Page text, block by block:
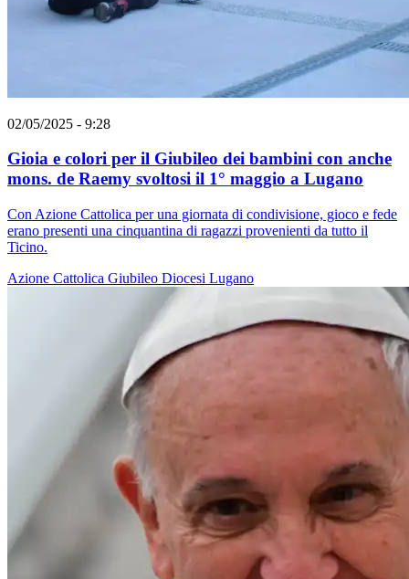
02/05/2025 - 9:28
Gioia e colori per il Giubileo dei bambini con anche
mons. de Raemy svoltosi il 1° maggio a Lugano
Con Azione Cattolica per una giornata di condivisione, gioco e fede
erano presenti una cinquantina di ragazzi provenienti da tutto il
Ticino.
Azione Cattolica Giubileo Diocesi Lugano